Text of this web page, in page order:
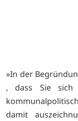
»In der
, dass Sie sich
damit